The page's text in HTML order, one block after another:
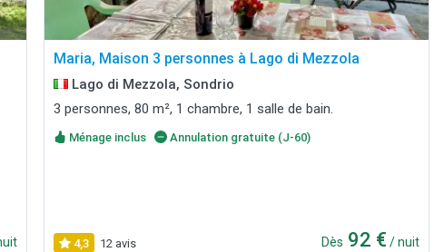
Maria, Maison 3 personnes à Lago di Mezzola
Lago di Mezzola, Sondrio
3 personnes, 80 m², 1 chambre, 1 salle de bain.
Ménage inclus Annulation gratuite (J-60)
4,3 12 avis Dès 92 € / nuit